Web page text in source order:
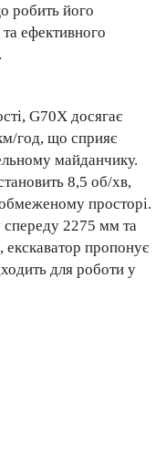
робить його
ефективного
G70X досягає
год, що сприяє
майданчику.
8,5 об/хв,
просторі.
спереду 2275 мм та
пропонує
для роботи у